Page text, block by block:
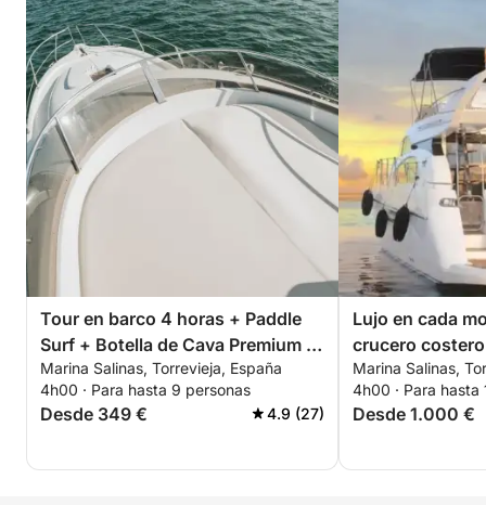
Tour en barco 4 horas + Paddle
Surf + Botella de Cava Premium -
TODO INCLUIDO
Marina Salinas, Torrevieja, España
4h00 · Para hasta 9 personas
Desde 349 € 4.9 (27)
Lujo en cada
crucero
Torrevieja
Marina Salinas,
4h00 · Para hasta
Desde 1.000 €